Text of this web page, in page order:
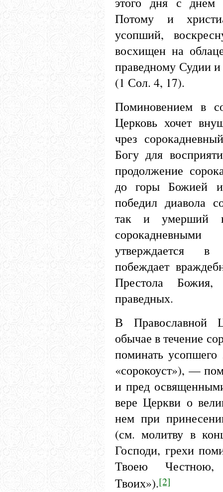
Потому и
усопший,
восхищен на
праведному Судии
(1 Сол. 4, 17).
Поминовением в
Церковь хочет
чрез
Богу для
продолжение
до горы Божией
победил диавола
так и умерший
утверждается в
побеждает
Престола
праведных.
В Православной
обычае в течение
поминать усопшего
«сорокоуст»), —
и пред
вере Церкви о
нем при
(см. молитву в
Господи, грехи
Твоею Честною,
Твоих»).[2]